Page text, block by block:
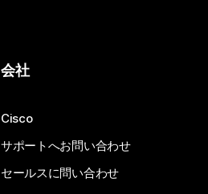
会社
Cisco
サポートへお問い合わせ
セールスに問い合わせ